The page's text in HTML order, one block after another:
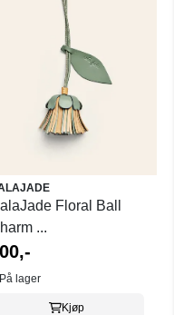
Floral Ball
...
lager
Kjøp